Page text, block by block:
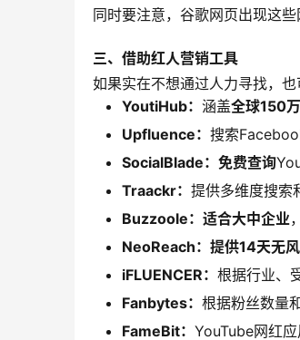
同时要注意，谷歌网页出现这
三、借助红人营销工具
如果实在不想通过人力寻找，
YoutiHub： 涵盖全球150
Upfluence： 搜索
SocialBlade： 免费查询
Traackr： 提供多维度搜索
Buzzoole： 适合大中企业
NeoReach： 提供14天无
iFLUENCER： 根据行业、
Fanbytes： 根据粉丝数量
FameBit： YouTube网红应